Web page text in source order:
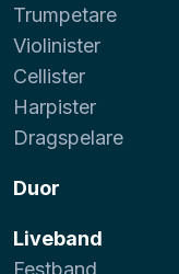
Trumpetare
Violinister
Cellister
Harpister
Dragspelare
Duor
Liveband
Festband